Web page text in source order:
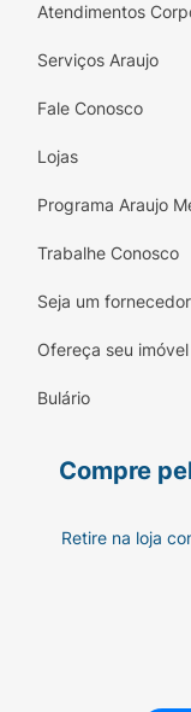
Atendimentos
Serviços Araujo
Fale Conosco
Lojas
Programa Araujo
Trabalhe Conosco
Seja um fornecedor
Ofereça seu imóvel
Bulário
Compre
Retire na loja